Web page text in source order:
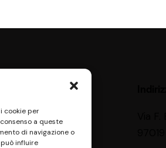
cookie per
a queste
di navigazione o
influire